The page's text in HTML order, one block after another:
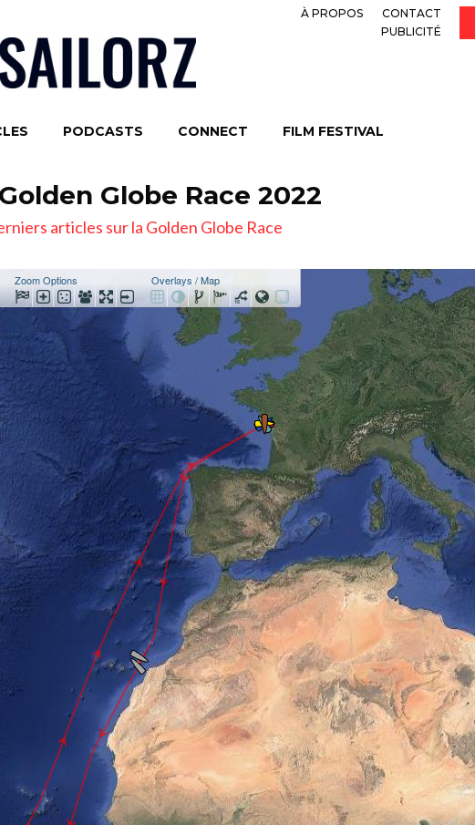
À PROPOS
CONTACT
PUBLICITÉ
PODCASTS CONNECT FILM FESTIVAL
Globe Race 2022
articles sur la Golden Globe Race